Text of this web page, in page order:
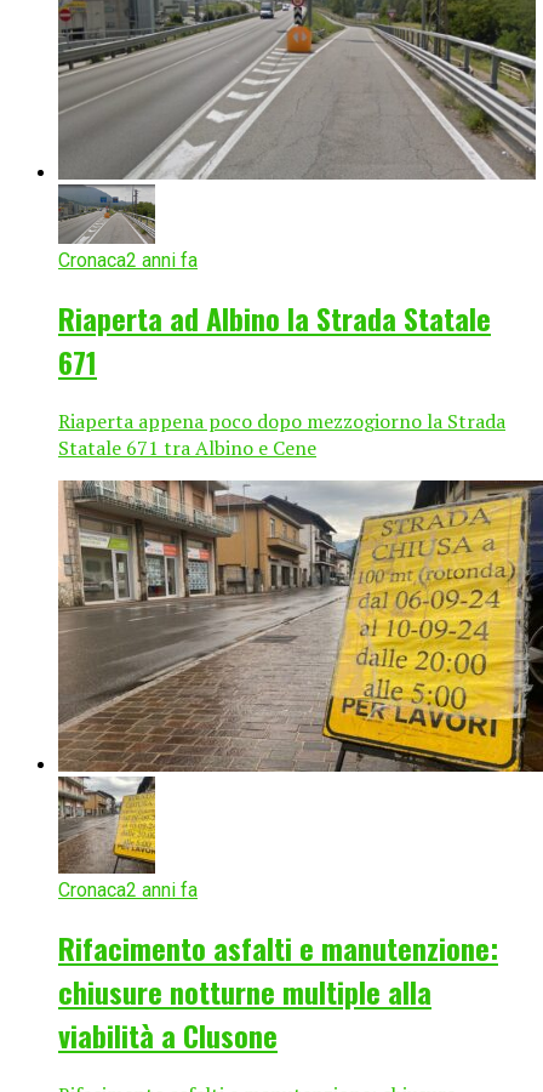
Cronaca2 anni fa
Riaperta ad Albino la Strada Statale
671
Riaperta appena poco dopo mezzogiorno la Strada
Statale 671 tra Albino e Cene
Cronaca2 anni fa
Rifacimento asfalti e manutenzione:
chiusure notturne multiple alla
viabilità a Clusone